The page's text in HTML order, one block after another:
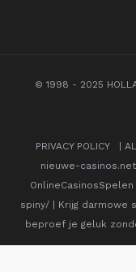
© 1998 - 2025
PRIVACY POLICY
nieuwe-casinos.net
OnlineCasinosSpelen
spiny/
Krijg darmowe
beproef je geluk